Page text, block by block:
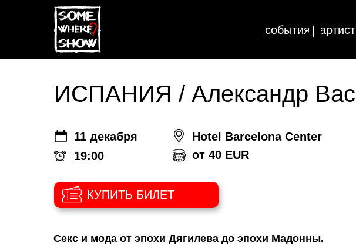
события
ИСПАНИЯ / Александр
19:00 от 40 EUR
11 декабря Hotel Barcelona Center
Секс и мода от эпохи Дягилева до эпохи Мадонны.
КУПИТЬ БИЛЕТ